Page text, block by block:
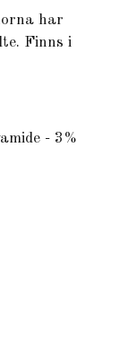
har
Finns i
- 3%